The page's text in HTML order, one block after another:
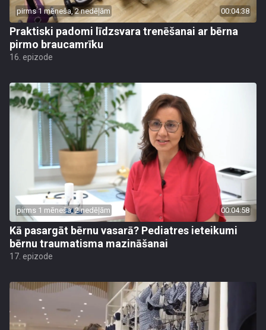
pirms 1 mēneša, 2 nedēļām 00:04:38
Praktiski padomi līdzsvara trenēšanai ar bērna
pirmo braucamrīku
16. epizode
pirms 1 mēneša, 2 nedēļām 00:04:58
Kā pasargāt bērnu vasarā? Pediatres ieteikumi
bērnu traumatisma mazināšanai
17. epizode